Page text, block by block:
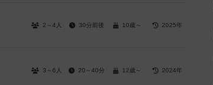
2～4人 30分前後 10歳～ 2025年
3～6人 20～40分 12歳～ 2024年